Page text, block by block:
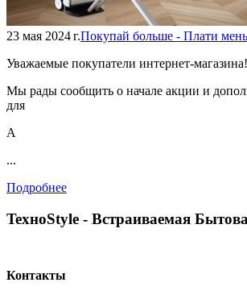
23 мая 2024 г.Покупай больше - Плати
Уважаемые покупатели интернет-магазина!
Мы рады сообщить о начале акции и
для
А
...
Подробнее
TexноStyle - Встраиваемая
Контакты